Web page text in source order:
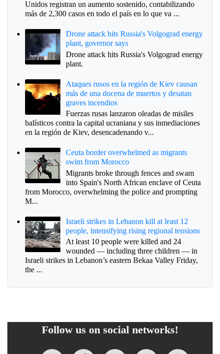
Unidos registran un aumento sostenido, contabilizando
más de 2,300 casos en todo el país en lo que va ...
Drone attack hits Russia's Volgograd energy
plant, governor says
Drone attack hits Russia's Volgograd energy
plant.
Ataques rusos en la región de Kiev causan
más de una docena de muertos y desatan
graves incendios
Fuerzas rusas lanzaron oleadas de misiles
balísticos contra la capital ucraniana y sus inmediaciones
en la región de Kiev, desencadenando v...
Ceuta border overwhelmed as migrants
swim from Morocco
Migrants broke through fences and swam
into Spain's North African enclave of Ceuta
from Morocco, overwhelming the police and prompting
M...
Israeli strikes in Lebanon kill at least 12
people, intensifying rising regional tensions
At least 10 people were killed and 24
wounded — including three children — in
Israeli strikes in Lebanon’s eastern Bekaa Valley Friday,
the ...
Follow us on social networks!